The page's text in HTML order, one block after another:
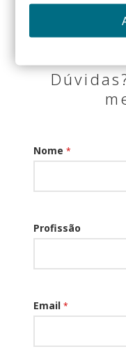
Nome *
Profissão
Email *